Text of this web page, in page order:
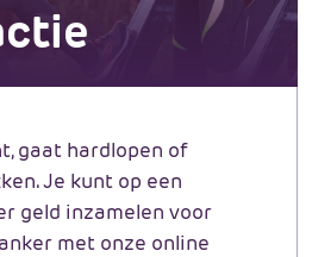
gaat hardlopen of
Je kunt op een
geld inzamelen voor
met onze online